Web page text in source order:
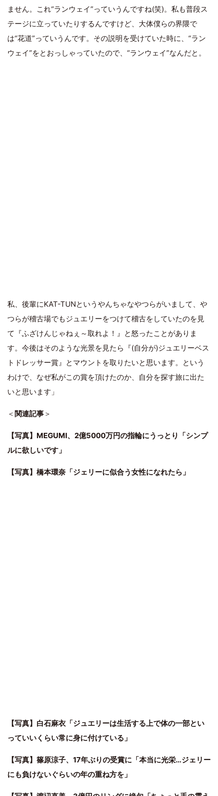
ません。これ“ランウェイ”っていうんですね(笑)。私も普段ス
テージに立っていたりするんですけど、大体僕らの界隈で
は“花道”っていうんです。その説明を受けていた時に、“ラン
ウェイ”をとおっしゃっていたので、“ランウェイ”なんだと。
私、後輩にKAT-TUNというやんちゃなやつらがいまして、や
つらが稽古場でもジュエリーをつけて稽古をしていたのを見
て『ふざけんじゃねぇ～取れよ！』と怒ったことがありま
す。今後はそのような光景を見たら『(自分が)ジュエリーベス
トドレッサー賞』とマウントを取りたいと思います。という
わけで、なぜ私がこの賞を頂けたのか、自分を探す旅に出た
いと思います」
＜関連記事＞
【写真】MEGUMI、2億5000万円の指輪にうっとり「シンプ
ルに欲しいです」
【写真】橋本環奈「ジェリーに似合う女性になれたら」
【写真】白石麻衣「ジュエリーは生活する上で体の一部とい
っていいくらい常に身に付けている」
【写真】篠原涼子、17年ぶりの受賞に「本当に光栄…ジェリー
にも負けないぐらいの年の重ね方を」